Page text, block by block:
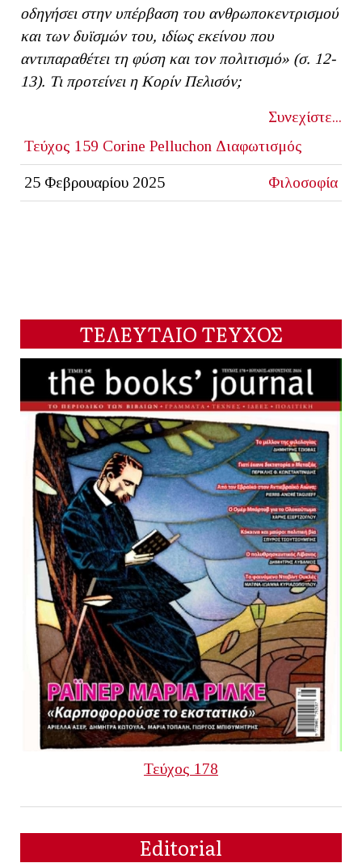
οδηγήσει στην υπέρβαση του ανθρωποκεντρισμού
και των δυϊσμών του, ιδίως εκείνου που
αντιπαραθέτει τη φύση και τον πολιτισμό» (σ. 12-
13). Τι προτείνει η Κορίν Πελισόν;
Συνεχίστε...
Τεύχος 159 Corine Pelluchon Διαφωτισμός
25 Φεβρουαρίου 2025 Φιλοσοφία
ΤΕΛΕΥΤΑΙΟ ΤΕΥΧΟΣ
Τεύχος 178
Editorial